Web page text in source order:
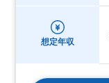
想定年収